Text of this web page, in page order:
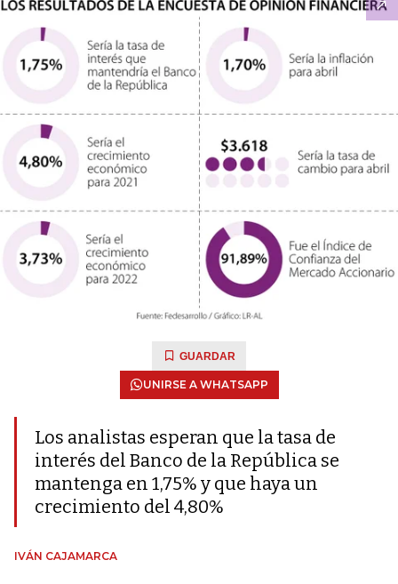
GUARDAR
UNIRSE A WHATSAPP
Los analistas esperan que la tasa de
interés del Banco de la República se
mantenga en 1,75% y que haya un
crecimiento del 4,80%
IVÁN CAJAMARCA